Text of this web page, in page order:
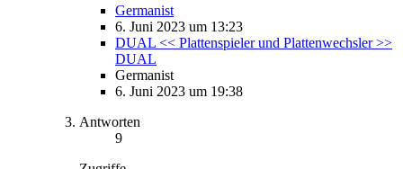
Germanist
6. Juni 2023 um 13:23
DUAL << Plattenspieler und Plattenwechsler >>
DUAL
Germanist
6. Juni 2023 um 19:38
Antworten
9